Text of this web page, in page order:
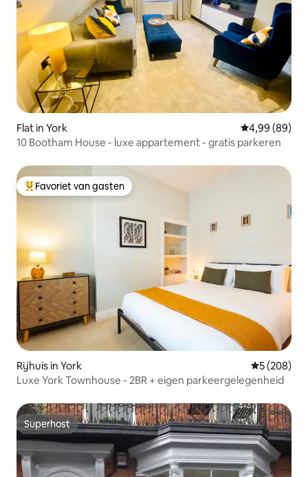
Flat in York Gemiddelde
4,99 (89)
10 Bootham House - luxe appartement - gratis parkeren
Topfavoriet van gasten
Favoriet van gasten
Rijhuis in York
5 (208)
Luxe York Townhouse - 2BR + eigen parkeergelegenheid
Superhost
Superhost